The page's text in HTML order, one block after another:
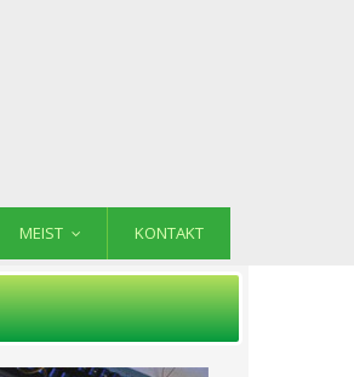
MEIST KONTAKT